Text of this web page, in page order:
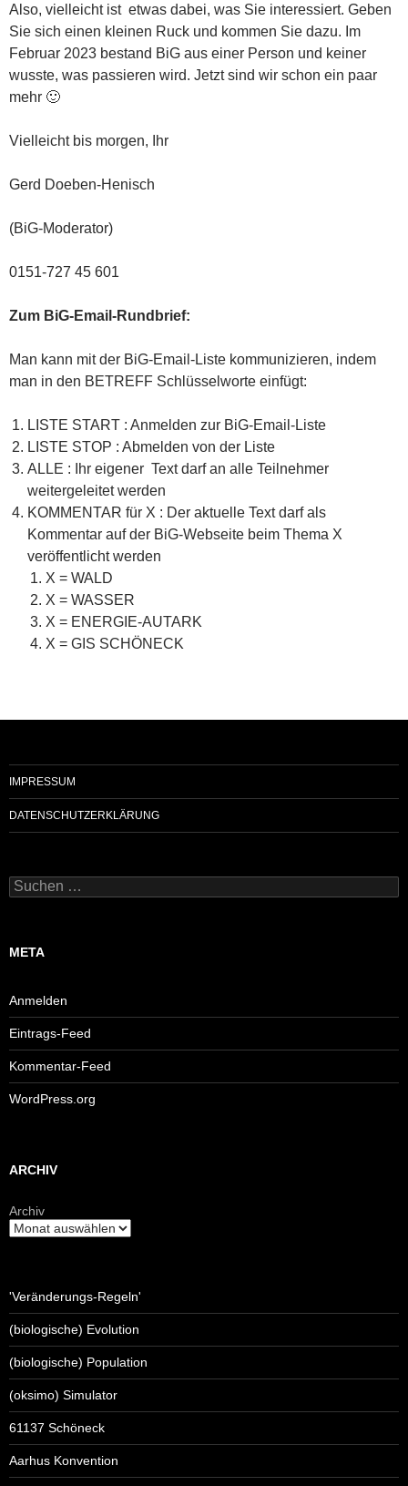
Also, vielleicht ist etwas dabei, was Sie interessiert. Geben
Sie sich einen kleinen Ruck und kommen Sie dazu. Im
Februar 2023 bestand BiG aus einer Person und keiner
wusste, was passieren wird. Jetzt sind wir schon ein paar
mehr 🙂
Vielleicht bis morgen, Ihr
Gerd Doeben-Henisch
(BiG-Moderator)
0151-727 45 601
Zum BiG-Email-Rundbrief:
Man kann mit der BiG-Email-Liste kommunizieren, indem
man in den BETREFF Schlüsselworte einfügt:
LISTE START : Anmelden zur BiG-Email-Liste
LISTE STOP : Abmelden von der Liste
ALLE : Ihr eigener Text darf an alle Teilnehmer
weitergeleitet werden
KOMMENTAR für X : Der aktuelle Text darf als
Kommentar auf der BiG-Webseite beim Thema X
veröffentlicht werden
X = WALD
X = WASSER
X = ENERGIE-AUTARK
X = GIS SCHÖNECK
IMPRESSUM
DATENSCHUTZERKLÄRUNG
Suchen
nach:
META
Anmelden
Eintrags-Feed
Kommentar-Feed
WordPress.org
ARCHIV
Archiv
'Veränderungs-Regeln'
(biologische) Evolution
(biologische) Population
(oksimo) Simulator
61137 Schöneck
Aarhus Konvention